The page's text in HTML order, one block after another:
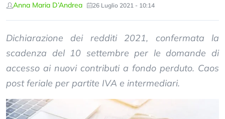
Anna Maria D’Andrea 26 Luglio 2021 - 10:14
Dichiarazione dei redditi 2021, confermata la
scadenza del 10 settembre per le domande di
accesso ai nuovi contributi a fondo perduto. Caos
post feriale per partite IVA e intermediari.